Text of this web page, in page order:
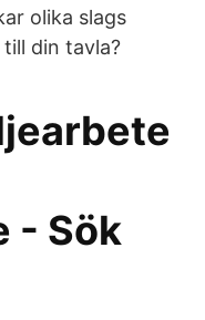
olika slags
din tavla?
- Sök